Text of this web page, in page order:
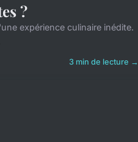
?
expérience culinaire inédite.
3 min de lecture →